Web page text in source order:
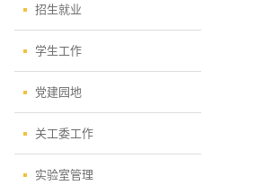
招生就业
学生工作
党建园地
关工委工作
实验室管理